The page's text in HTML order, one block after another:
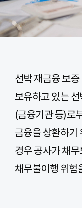
선박 재금융 보
보유하고 있는
(금융기관 등)로
금융을 상환하기
경우 공사가 채
채무불이행 위험